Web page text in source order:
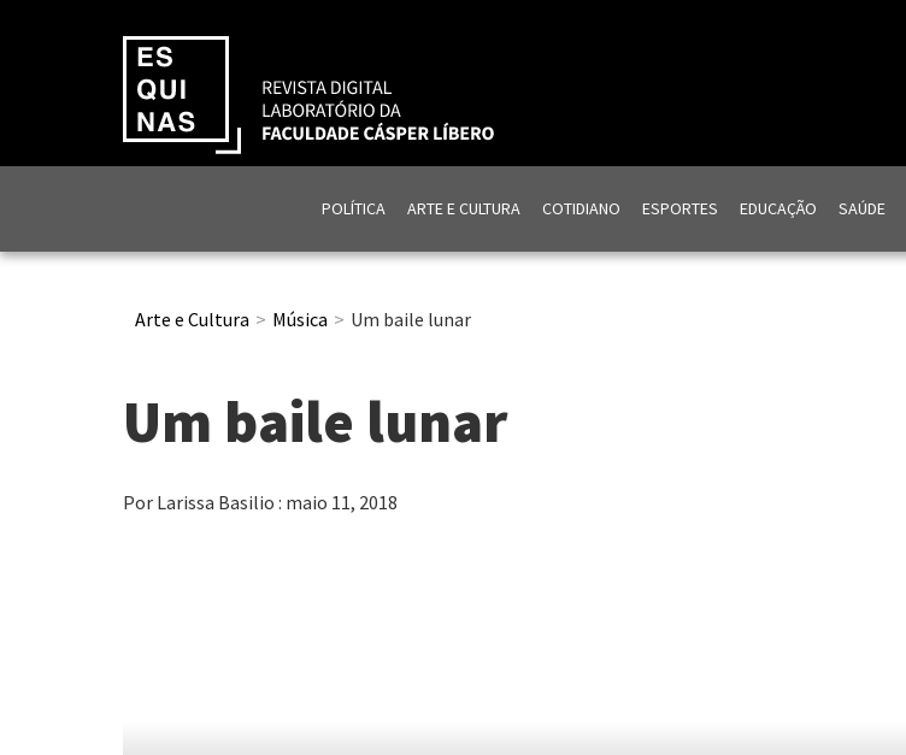
POLÍTICA ARTE E CULTURA COTIDIANO ESPORTES EDUCAÇÃO SAÚDE
Arte e Cultura Música Um baile lunar
Um baile lunar
Por Larissa Basilio : maio 11, 2018